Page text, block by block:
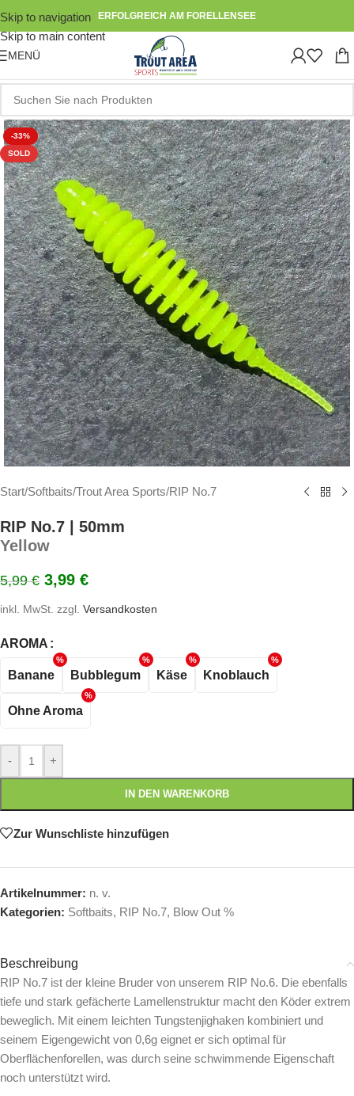
Skip to navigation
Skip to main content
ERFOLGREICH AM FORELLENSEE
MENÜ
-33%
SOLD
Start/Softbaits/Trout Area Sports/RIP No.7
RIP No.7 | 50mm
Yellow
5,99€ 3,99 €
inkl. MwSt. zzgl. Versandkosten
AROMA
Banane Bubblegum Käse Knoblauch
Ohne Aroma
- +
IN DEN WARENKORB
Zur Wunschliste hinzufügen
Artikelnummer: n. v.
Kategorien: Softbaits, RIP No.7, Blow Out %
Beschreibung
RIP No.7 ist der kleine Bruder von unserem RIP No.6. Die ebenfalls
tiefe und stark gefächerte Lamellenstruktur macht den Köder extrem
beweglich. Mit einem leichten Tungstenjighaken kombiniert und
seinem Eigengewicht von 0,6g eignet er sich optimal für
Oberflächenforellen, was durch seine schwimmende Eigenschaft
noch unterstützt wird.